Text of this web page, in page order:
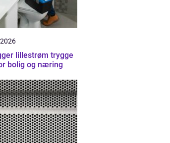
lillestrøm trygge
bolig og næring